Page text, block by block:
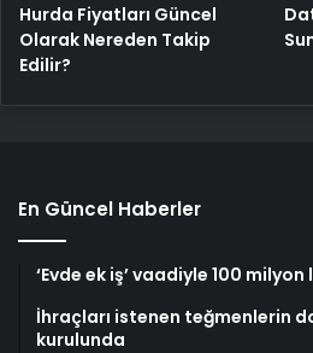
Hurda Fiyatları Güncel
Olarak Nereden Takip
Edilir?
En Güncel Haberler
‘Evde ek iş’ vaadiyle 100
İhraçları istenen teğmenlerin
kurulunda